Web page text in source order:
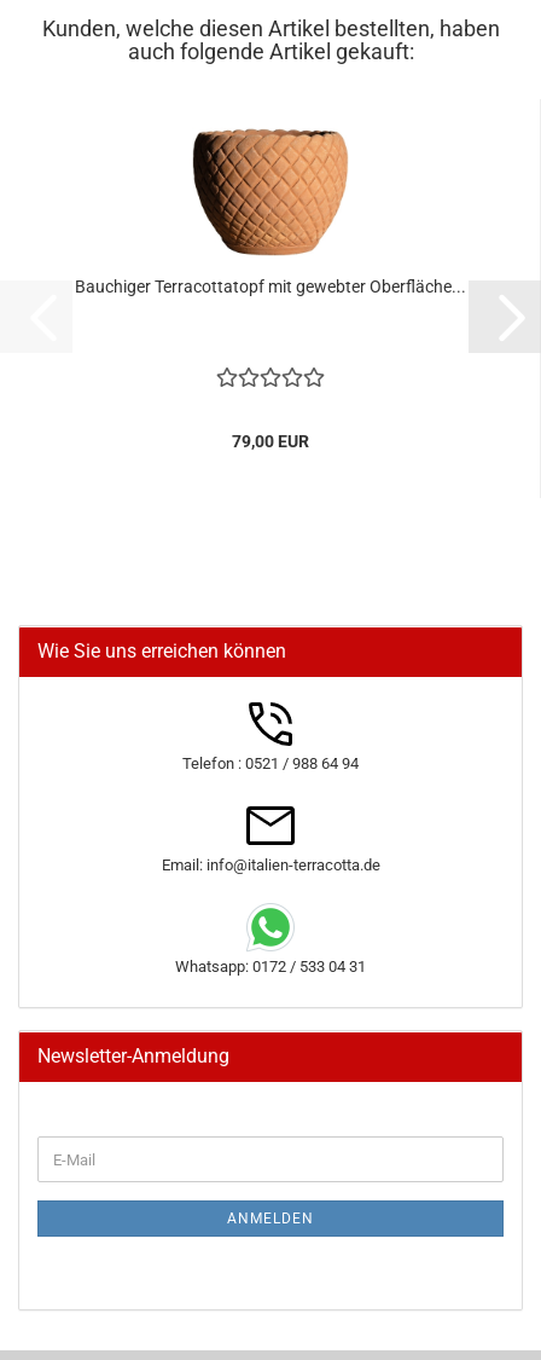
Kunden, welche diesen Artikel bestellten, haben
auch folgende Artikel gekauft:
Bauchiger Terracottatopf mit gewebter Oberfläche...
79,00 EUR
Wie Sie uns erreichen können
Telefon : 0521 / 988 64 94
Email: info@italien-terracotta.de
Whatsapp: 0172 / 533 04 31
Newsletter-Anmeldung
ZUR
E-
Mail
ANMELDEN